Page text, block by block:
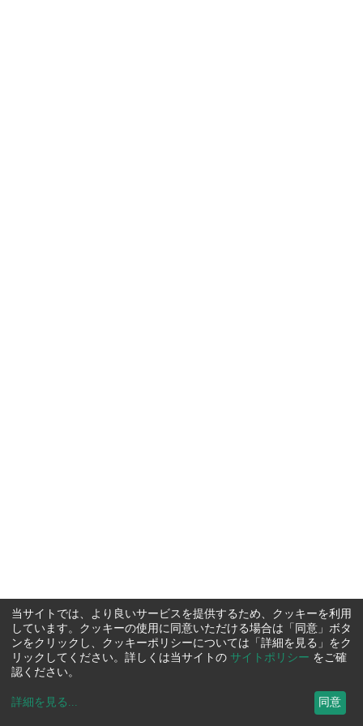
当サイトでは、より良いサービスを提供するため、クッキーを利用
しています。クッキーの使用に同意いただける場合は「同意」ボタ
ンをクリックし、クッキーポリシーについては「詳細を見る」をク
リックしてください。詳しくは当サイトの サイトポリシー をご確
認ください。
詳細を見る ... 同意